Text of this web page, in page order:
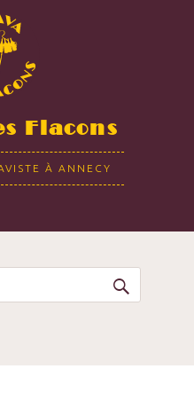
Flacons
À ANNECY